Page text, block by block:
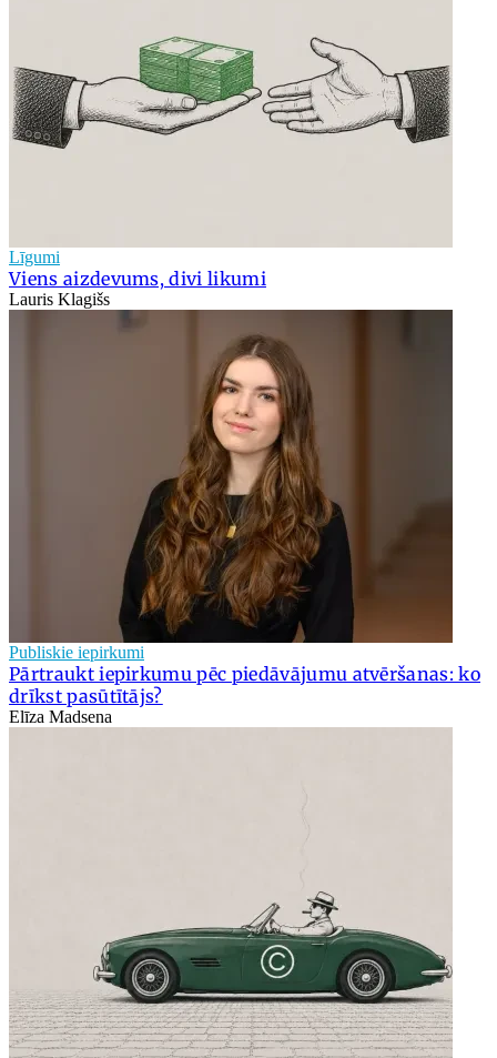
Līgumi
Viens aizdevums, divi likumi
Lauris Klagišs
Publiskie iepirkumi
Pārtraukt iepirkumu pēc piedāvājumu atvēršanas: ko
drīkst pasūtītājs?
Elīza Madsena